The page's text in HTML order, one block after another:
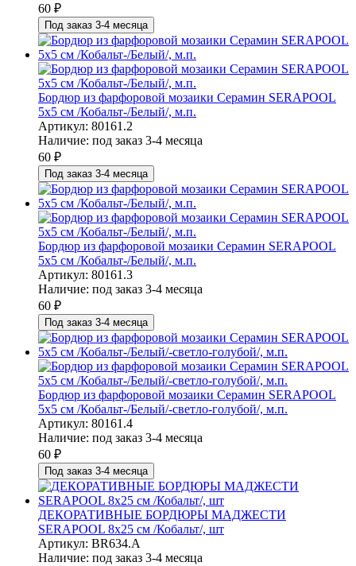
60 ₽
Под заказ 3-4 месяца
Бордюр из фарфоровой мозаики Серамин SERAPOOL
5х5 см /Кобальт-/Белый/, м.п.
Артикул: 80161.2
Наличие: под заказ 3-4 месяца
60 ₽
Под заказ 3-4 месяца
Бордюр из фарфоровой мозаики Серамин SERAPOOL
5х5 см /Кобальт-/Белый/, м.п.
Артикул: 80161.3
Наличие: под заказ 3-4 месяца
60 ₽
Под заказ 3-4 месяца
Бордюр из фарфоровой мозаики Серамин SERAPOOL
5х5 см /Кобальт-/Белый/-светло-голубой/, м.п.
Артикул: 80161.4
Наличие: под заказ 3-4 месяца
60 ₽
Под заказ 3-4 месяца
ДЕКОРАТИВНЫЕ БОРДЮРЫ МАДЖЕСТИ
SERAPOOL 8х25 см /Кобальт/, шт
Артикул: BR634.A
Наличие: под заказ 3-4 месяца